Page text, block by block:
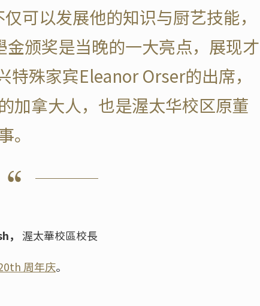
可以发展他的知识与厨艺技能，
颁奖是当晚的一大亮点，展现才
殊家宾Eleanor Orser的出席，
加拿大人，也是渥太华校区原董
。
渥太華校區校長
周年庆。